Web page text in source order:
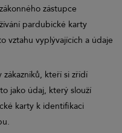
zástupce
pardubické karty
vztahu vyplývajících a údaje
kteří si zřídí
jako údaj, který slouží
karty k identifikaci